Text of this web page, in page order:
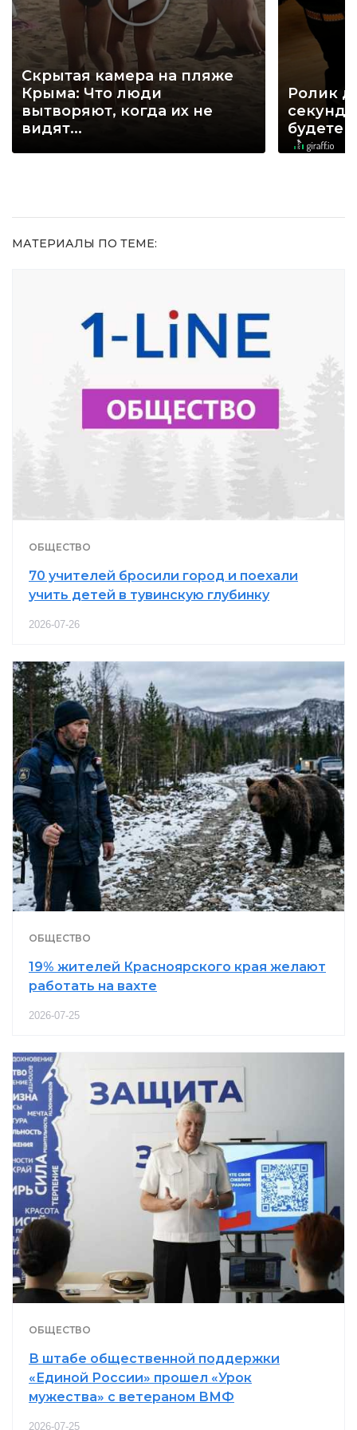
Скрытая камера на пляже
Крыма: Что люди
вытворяют, когда их не
видят...
Ролик
секунд,
будете
МАТЕРИАЛЫ ПО ТЕМЕ:
ОБЩЕСТВО
70 учителей бросили город и поехали
учить детей в тувинскую глубинку
2026-07-26
ОБЩЕСТВО
19% жителей Красноярского края желают
работать на вахте
2026-07-25
ОБЩЕСТВО
В штабе общественной поддержки
«Единой России» прошел «Урок
мужества» с ветераном ВМФ
2026-07-25